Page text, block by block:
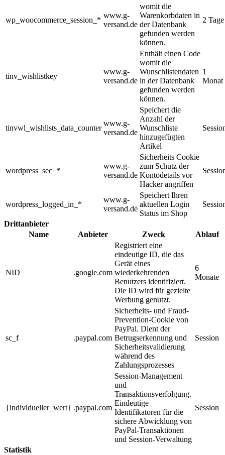
wp_woocommerce_session_*
www.g-
versand.de
womit die
Warenkorbdaten in
der Datenbank
gefunden werden
können.
2 Tage
tinv_wishlistkey
www.g-
versand.de
Enthält einen Code
womit die
Wunschlistendaten
in der Datenbank
gefunden werden
können.
1
Monat
tinvwl_wishlists_data_counter
www.g-
versand.de
Speichert die
Anzahl der
Wunschliste
hinzugefügten
Artikel
wordpress_sec_*
www.g-
versand.de
Sicherheits Cookie
zum Schutz der
Kontodetails vor
Hacker angriffen
wordpress_logged_in_*
www.g-
versand.de
Speichert Ihren
aktuellen Login
Status im Shop
Drittanbieter
Name
Anbieter Zweck Ablauf
NID .google.com
Registriert eine
eindeutige ID, die das
Gerät eines
wiederkehrenden
Benutzers identifiziert.
Die ID wird für gezielte
Werbung genutzt.
6
Monate
sc_f .paypal.com
Sicherheits- und Fraud-
Prevention-Cookie von
PayPal. Dient der
Betrugserkennung und
Sicherheitsvalidierung
während des
Zahlungsprozesses
Session
{individueller_wert} .paypal.com
Session-Management
und
Transaktionsverfolgung.
Eindeutige
Identifikatoren für die
sichere Abwicklung von
PayPal-Transaktionen
und Session-Verwaltung
Session
Statistik